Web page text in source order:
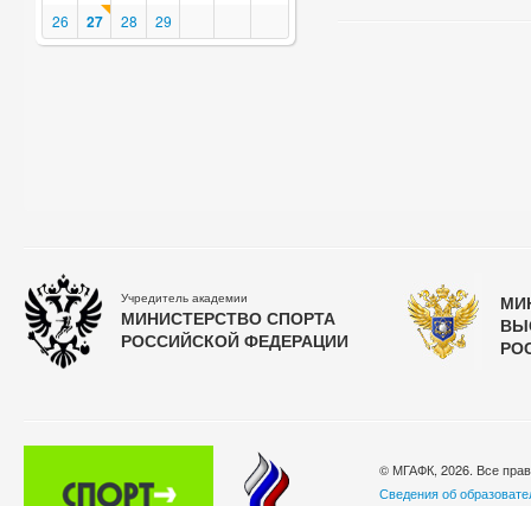
26
27 28 29
Учредитель академии
МИНИСТЕРСТВО СПОРТА
РОССИЙСКОЙ ФЕДЕРАЦИИ
© МГАФК, 2026. Все
Сведения об